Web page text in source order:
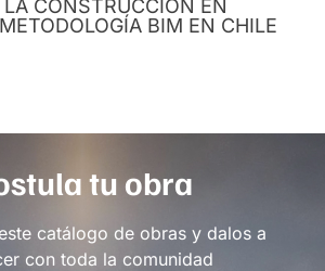
LA CONSTRUCCIÓN EN
BIM EN CHILE
tu obra
catálogo de obras y dalos a
con toda la comunidad